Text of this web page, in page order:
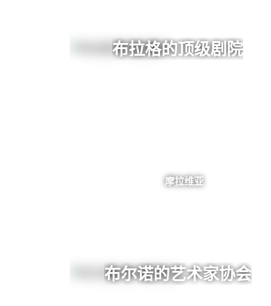
布拉格的顶级剧院
摩拉维亚
布尔诺的艺术家协会